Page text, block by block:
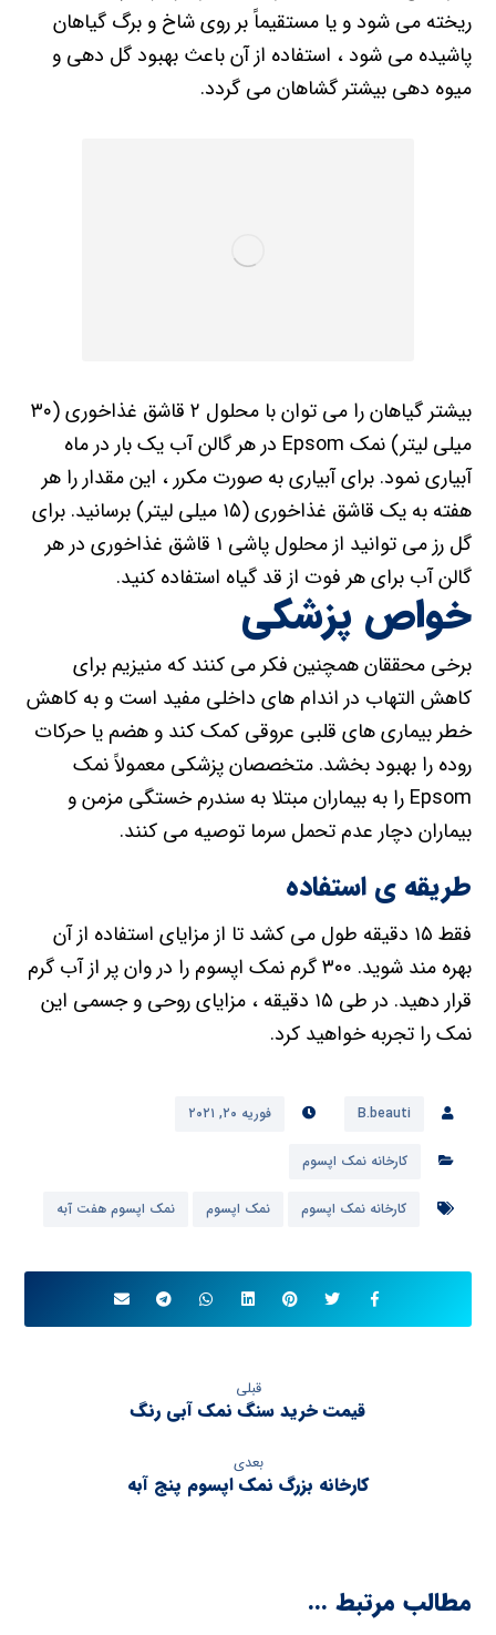
ریخته می شود و یا مستقیماً بر روی شاخ و برگ گیاهان
پاشیده می شود ، استفاده از آن باعث بهبود گل دهی و
میوه دهی بیشتر گشاهان می گردد.
بیشتر گیاهان را می توان با محلول ۲ قاشق غذاخوری (۳۰
میلی لیتر) نمک Epsom در هر گالن آب یک بار در ماه
آبیاری نمود. برای آبیاری به صورت مکرر ، این مقدار را هر
هفته به یک قاشق غذاخوری (۱۵ میلی لیتر) برسانید. برای
گل رز می توانید از محلول پاشی ۱ قاشق غذاخوری در هر
گالن آب برای هر فوت از قد گیاه استفاده کنید.
خواص پزشکی
برخی محققان همچنین فکر می کنند که منیزیم برای
کاهش التهاب در اندام های داخلی مفید است و به کاهش
خطر بیماری های قلبی عروقی کمک کند و هضم یا حرکات
روده را بهبود بخشد. متخصصان پزشکی معمولاً نمک
Epsom را به بیماران مبتلا به سندرم خستگی مزمن و
بیماران دچار عدم تحمل سرما توصیه می کنند.
طریقه ی استفاده
فقط ۱۵ دقیقه طول می کشد تا از مزایای استفاده از آن
بهره مند شوید. ۳۰۰ گرم نمک اپسوم را در وان پر از آب گرم
قرار دهید. در طی ۱۵ دقیقه ، مزایای روحی و جسمی این
نمک را تجربه خواهید کرد.
B.beauti فوریه ۲۰, ۲۰۲۱
کارخانه نمک اپسوم
کارخانه نمک اپسوم نمک اپسوم نمک اپسوم هفت آبه
قبلی
قیمت خرید سنگ نمک آبی رنگ
بعدی
کارخانه بزرگ نمک اپسوم پنج آبه
مطالب مرتبط ...